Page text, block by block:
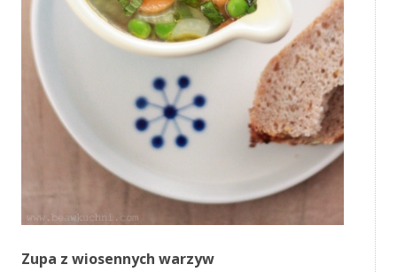
Zupa z wiosennych warzyw